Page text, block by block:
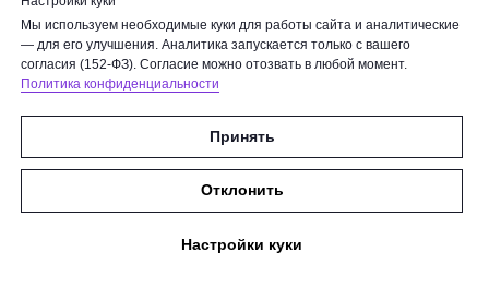
Мы используем необходимые куки для работы сайта и аналитические
— для его улучшения. Аналитика запускается только с вашего
согласия (152-ФЗ). Согласие можно отозвать в любой момент.
Политика конфиденциальности
Принять
Отклонить
Настройки куки